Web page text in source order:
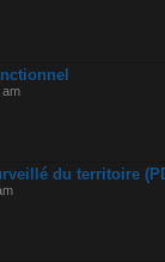
am
du territoire